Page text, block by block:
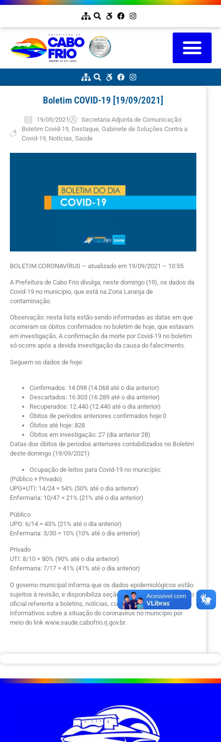
Boletim COVID-19 [19/09/2021]
19/09/2021
Secretaria Adjunta de Comunicação
Boletim Covid-19, Destaque, Gabinete de Soluções Contra a
Covid-19, Notícias Saúde
BOLETIM CORONAVÍRUS – atualizado em 19/09/2021 – 10:55
A Prefeitura de Cabo Frio divulga, neste domingo (19), os dados da
Covid-19 no município, que está na Zona Laranja de
contaminação.
Observação: nesta lista estão sendo informadas as datas em que
ocorreram os óbitos confirmados no boletim de hoje, que estavam
em investigação. A confirmação da morte por Covid-19 no boletim
só ocorre após a devida investigação da causa do falecimento.
Seguem os dados de hoje:
Confirmados: 14.098 (14.068 até o dia anterior)
Descartados: 16.303 (16.289 até o dia anterior)
Recuperados: 12.440 (12.440 até o dia anterior)
Óbitos de períodos anteriores confirmados hoje:0
Óbitos até hoje: 828
Óbitos em investigação: 27 (dia anterior 28)
Datas dos óbitos de períodos anteriores contabilizados no Boletim
deste domingo (19/09/2021)
Ocupação de leitos para Covid-19 no município:
(Público + Privado)
UPG+UTI: 14/24 = 54% (50% até o dia anterior)
Enfermaria: 10/47 = 21% (21% até o dia anterior)
Público
UPG: 6/14 = 43% (21% até o dia anterior)
Enfermaria: 3/30 = 10% (10% até o dia anterior)
Privado
UTI: 8/10 = 80% (90% até o dia anterior)
Enfermaria: 7/17 = 41% (41% até o dia anterior)
O governo municipal informa que os dados epidemiológicos estão
sujeitos à revisão, e disponibiliza seção exclusiva com o conteúdo
oficial referente a boletins, notícias, comunicados, notas e
informativos sobre a situação do coronavírus no município por
meio do link www.saude.cabofrio.rj.gov.br.